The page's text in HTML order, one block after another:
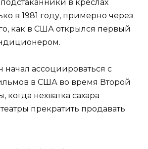
в креслах
в 1981 году, примерно через
как в США открылся первый
начал ассоциироваться с
в США во время Второй
нехватка сахара
прекратить продавать